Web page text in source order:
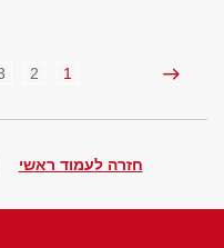
1
2
חזרה לעמוד ראשי